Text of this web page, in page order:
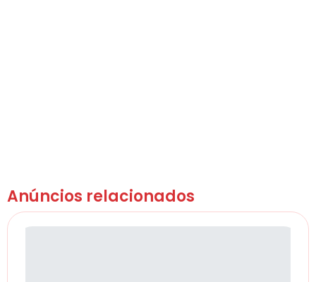
Anúncios relacionados